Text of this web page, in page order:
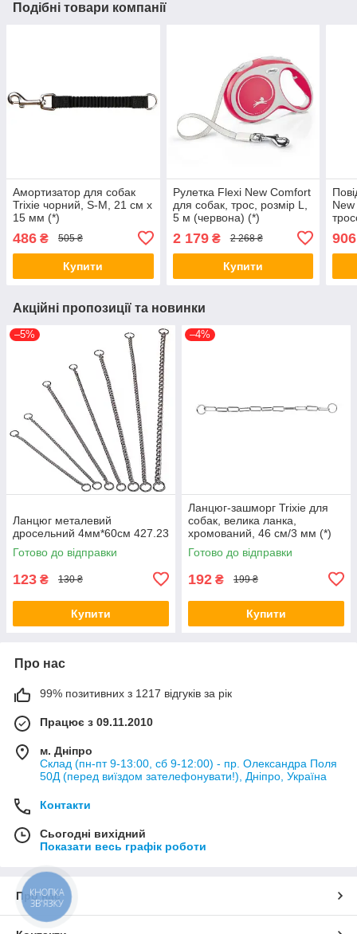
Подібні товари компанії
Амортизатор для собак
Trixie чорний, S-M, 21 см х
15 мм (*)
486 ₴ 505 ₴
Купити
Рулетка Flexi New Comfort
для собак, трос, розмір L,
5 м (червона) (*)
2 179₴ 2 268 ₴
Купити
906
Акційні пропозиції та новинки
–5%
Ланцюг металевий
дросельний 4мм*60см 427.23
Готово до відправки
123 ₴ 130 ₴
Купити
–4%
Ланцюг-зашморг Trixie для
собак, велика ланка,
хромований, 46 см/3 мм (*)
Готово до відправки
192 ₴ 199 ₴
Купити
Про нас
99% позитивних з 1217 відгуків за рік
Працює з 09.11.2010
м. Дніпро
Склад (пн-пт 9-13:00, сб 9-12:00) - пр. Олександра Поля
50Д (перед виїздом зателефонувати!), Дніпро, Україна
Контакти
Сьогодні вихідний
Показати весь графік роботи
Про нас
КНОПКА
ЗВ'ЯЗКУ